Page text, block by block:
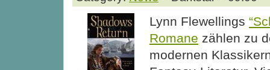
Lynn Flewellings
Romane zählen zu
modernen